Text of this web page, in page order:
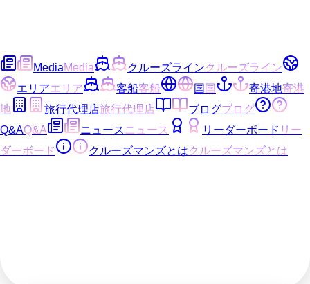
MediaMedia クルーズラインクルーズライン
エリアエリア 客船客船 国国 寄港地寄港
地
旅行代理店旅行代理店 ブログブログ
Q&AQ&A ニュース ニュース リーダーボード リー
ダーボード
クルーズマンズとはクルーズマンズとは